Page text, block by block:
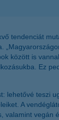
tendenciát
között is
Ez
teszi
A